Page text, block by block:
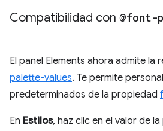
Compatibilidad con
El panel Elements ahora admite la
palette-values. Te permite
predeterminados de la propiedad
En Estilos, haz clic en el valor de